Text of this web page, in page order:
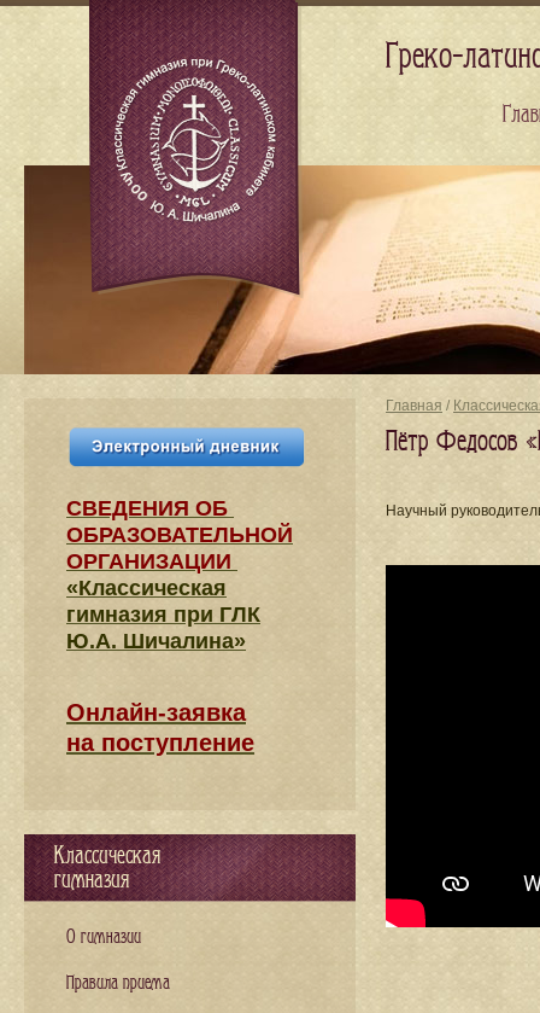
Главная /
Пётр Федосов
Научный
СВЕДЕНИЯ​ ОБ
ОБРАЗОВАТЕЛЬНОЙ
ОРГАНИЗАЦИИ
«Классическая
гимназия при ГЛК
Ю.А. Шичалина»
Онлайн-заявка
на поступление
Классическая
гимназия
О гимназии
Правила приема
Греко-